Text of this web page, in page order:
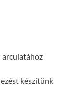
arculatához
készítünk